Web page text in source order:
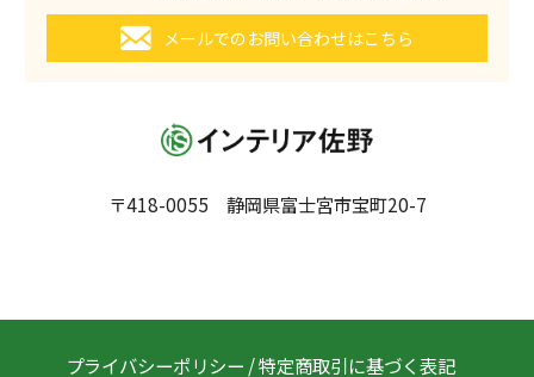
メールでのお問い合わせはこちら
〒418-0055 静岡県富士宮市宝町20-7
プライバシーポリシー /特定商取引に基づく表記